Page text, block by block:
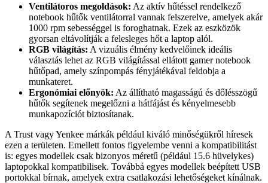
Ventilátoros megoldások: Az aktív hűtéssel rendelkező
notebook hűtők ventilátorral vannak felszerelve, amelyek akár
1000 rpm sebességgel is foroghatnak. Ezek az eszközök
gyorsan eltávolítják a felesleges hőt a laptop alól.
RGB világítás: A vizuális élmény kedvelőinek ideális
választás lehet az RGB világítással ellátott gamer notebook
hűtőpad, amely színpompás fényjátékával feldobja a
munkateret.
Ergonómiai előnyök: Az állítható magasságú és dőlésszögű
hűtők segítenek megelőzni a hátfájást és kényelmesebb
munkapozíciót biztosítanak.
A Trust vagy Yenkee márkák például kiváló minőségükről híresek
ezen a területen. Emellett fontos figyelembe venni a kompatibilitást
is: egyes modellek csak bizonyos méretű (például 15.6 hüvelykes)
laptopokkal kompatibilisek. Továbbá egyes modellek beépített USB
portokkal bírnak, amelyek extra csatlakozási lehetőségeket kínálnak.